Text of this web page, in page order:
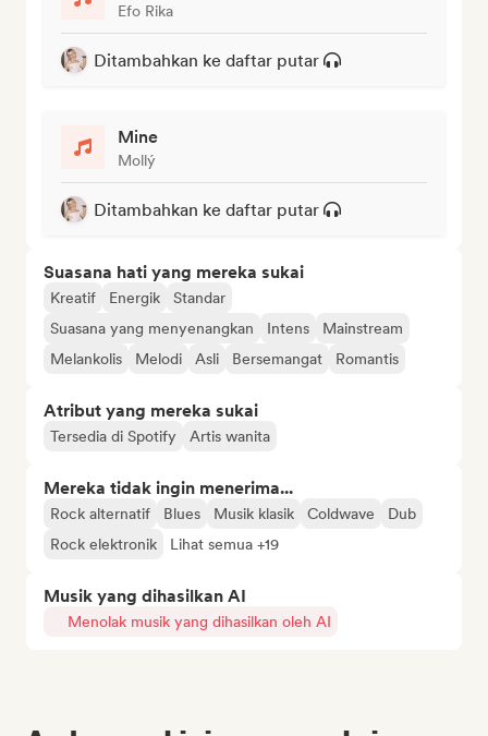
Efo Rika
Ditambahkan ke daftar putar
Mine
Mollý
Ditambahkan ke daftar putar
Suasana hati yang mereka sukai
Kreatif Energik
Standar
Suasana yang menyenangkan
Intens
Mainstream
Melankolis
Melodi Asli Bersemangat Romantis
Atribut yang mereka sukai
Tersedia di Spotify Artis wanita
Mereka tidak ingin menerima...
Rock alternatif Blues Musik klasik Coldwave
Dub
Rock elektronik
Lihat semua +19
Musik yang dihasilkan AI
Menolak musik yang dihasilkan oleh AI